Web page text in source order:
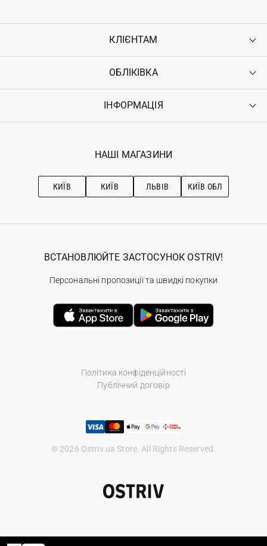
КЛІЄНТАМ
Контакти
Повернення
Гарантія
ОБЛІКІВКА
Увійти
Ostriv Club+
ІНФОРМАЦІЯ
Наші магазини
Рекомендації з догляду
НАШІ МАГАЗИНИ
КИЇВ КИЇВ ЛЬВІВ КИЇВ ОБЛ
Політика конфіденційності
Публічний договір
© 2026 Ostriv.ua Store. All Rights Reserved.
ВСТАНОВЛЮЙТЕ ЗАСТОСУНОК OSTRIV!
Персональні пропозиції та швидкі покупки